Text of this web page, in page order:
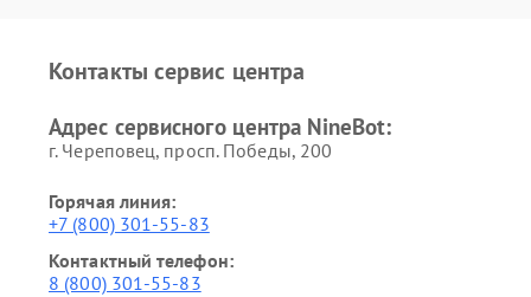
Контакты сервис центра
Адрес сервисного центра NineBot:
г. Череповец, просп. Победы, 200
Горячая линия:
+7 (800) 301-55-83
Контактный телефон:
8 (800) 301-55-83